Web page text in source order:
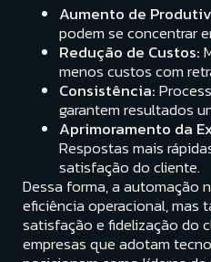
Aumento de
podem se concentrar
Redução de Custos:
menos custos com
Consistência:
garantem resultados
Aprimoramento da
Respostas mais
satisfação do cliente.
Dessa forma, a automação
eficiência operacional, mas
satisfação e fidelização do
empresas que adotam